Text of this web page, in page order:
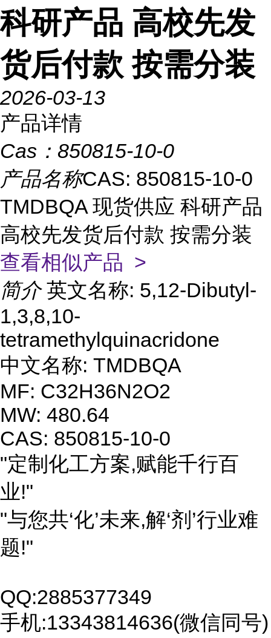
科研产品 高校先发
货后付款 按需分装
2026-03-13
产品详情
Cas： 850815-10-0
产品名称CAS: 850815-10-0
TMDBQA 现货供应 科研产品
高校先发货后付款 按需分装
查看相似产品 >
简介 英文名称: 5,12-Dibutyl-
1,3,8,10-
tetramethylquinacridone
中文名称: TMDBQA
MF: C32H36N2O2
MW: 480.64
CAS: 850815-10-0
"定制化工方案,赋能千行百
业!"
"与您共‘化’未来,解‘剂’行业难
题!"
QQ:2885377349
手机:13343814636(微信同号)